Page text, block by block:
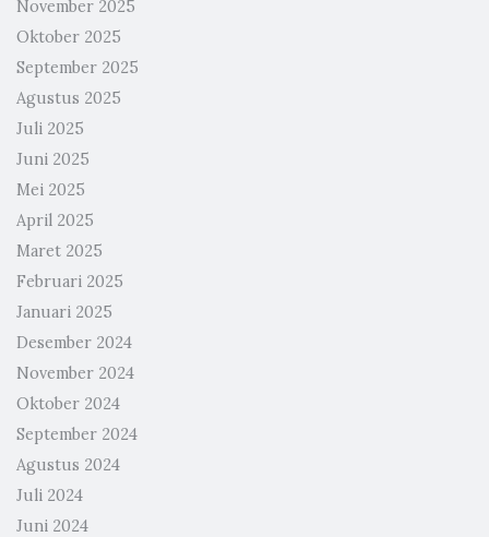
November 2025
Oktober 2025
September 2025
Agustus 2025
Juli 2025
Juni 2025
Mei 2025
April 2025
Maret 2025
Februari 2025
Januari 2025
Desember 2024
November 2024
Oktober 2024
September 2024
Agustus 2024
Juli 2024
Juni 2024